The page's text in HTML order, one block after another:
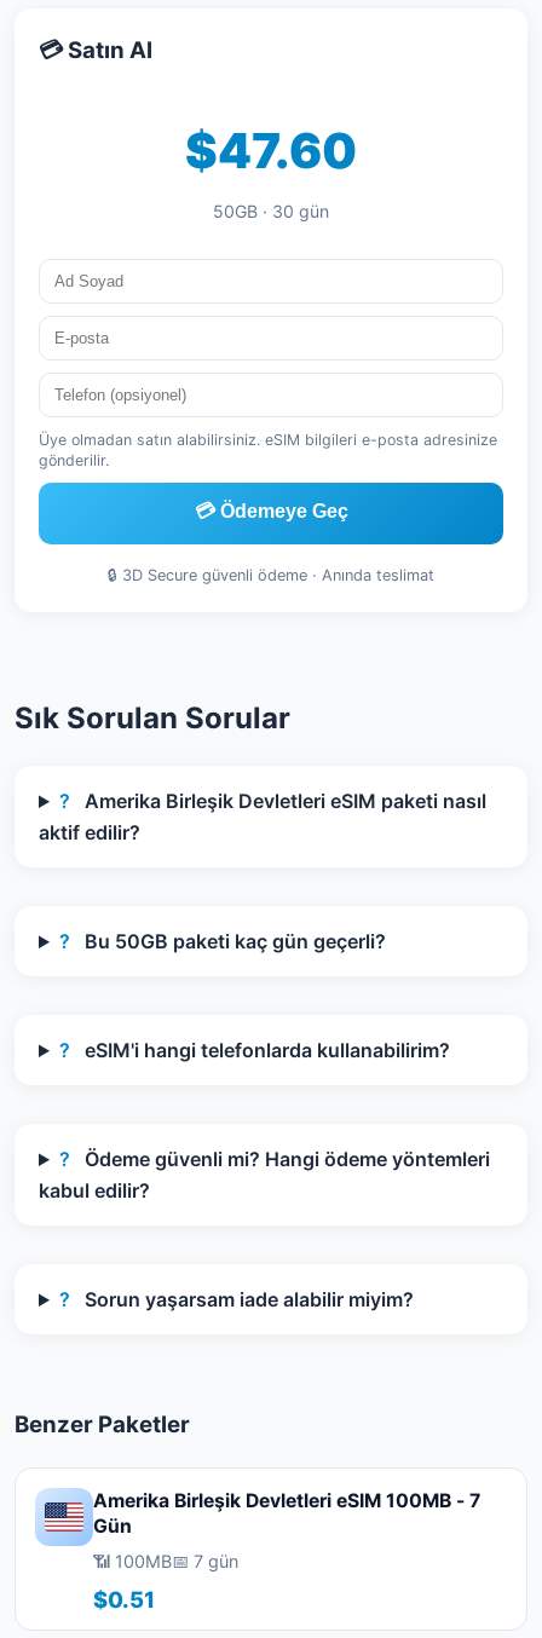
💳 Satın Al
$47.60
50GB · 30 gün
Üye olmadan satın alabilirsiniz. eSIM bilgileri e-posta adresinize
gönderilir.
💳 Ödemeye Geç
🔒 3D Secure güvenli ödeme · Anında teslimat
Sık Sorulan Sorular
?
Amerika Birleşik Devletleri eSIM paketi nasıl
aktif edilir?
? Bu 50GB paketi kaç gün geçerli?
? eSIM'i hangi telefonlarda kullanabilirim?
?
Ödeme güvenli mi? Hangi ödeme yöntemleri
kabul edilir?
? Sorun yaşarsam iade alabilir miyim?
Benzer Paketler
Amerika Birleşik Devletleri eSIM 100MB - 7
Gün
📶 100MB📅 7 gün
$0.51